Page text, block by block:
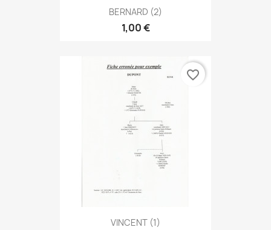
BERNARD (2)
1,00 €
VINCENT (1)
favorite_border